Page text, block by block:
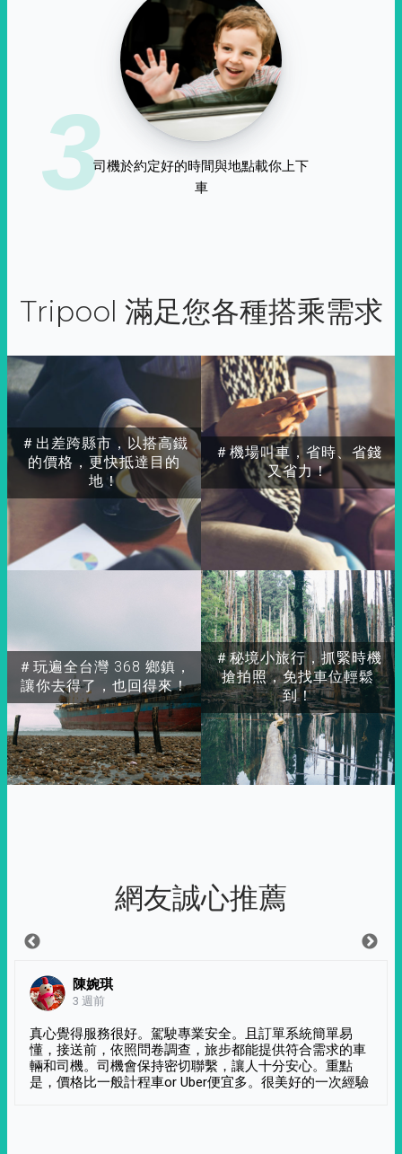
3司機於約定好的時間與地點載你上下
車
Tripool 滿足您各種搭乘需求
＃出差跨縣市，以搭高鐵
的價格，更快抵達目的
地！
＃玩遍全台灣 368 鄉鎮，
讓你去得了，也回得來！
＃秘境小旅行，抓緊時機
搶拍照，免找車位輕鬆
到！
＃機場叫車，省時、省錢
又省力！
網友誠心推薦
陳婉琪
3 週前
真心覺得服務很好。駕駛專業安全。且訂單系統簡單易
懂，接送前，依照問卷調查，旅步都能提供符合需求的車
輛和司機。司機會保持密切聯繫，讓人十分安心。重點
是，價格比一般計程車or Uber便宜多。很美好的一次經驗